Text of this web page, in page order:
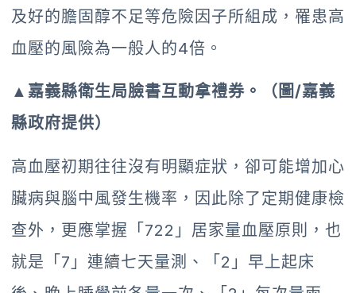
及好的膽固醇不足等危險因子所組成，罹患高
血壓的風險為一般人的4倍。
▲嘉義縣衛生局臉書互動拿禮券。（圖/嘉義
縣政府提供）
高血壓初期往往沒有明顯症狀，卻可能增加心
臟病與腦中風發生機率，因此除了定期健康檢
查外，更應掌握「722」居家量血壓原則，也
就是「7」連續七天量測、「2」早上起床